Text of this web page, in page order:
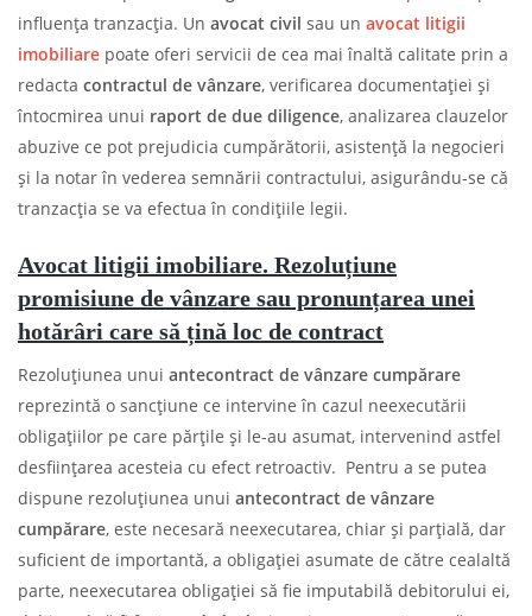
influența tranzacția. Un avocat civil sau un avocat litigii
imobiliare poate oferi servicii de cea mai înaltă calitate prin a
redacta contractul de vânzare, verificarea documentației și
întocmirea unui raport de due diligence, analizarea clauzelor
abuzive ce pot prejudicia cumpărătorii, asistență la negocieri
și la notar în vederea semnării contractului, asigurându-se că
tranzacția se va efectua în condițiile legii.
Avocat litigii imobiliare. Rezoluțiune
promisiune de vânzare sau pronunțarea unei
hotărâri care să țină loc de contract
Rezoluțiunea unui antecontract de vânzare cumpărare
reprezintă o sancțiune ce intervine în cazul neexecutării
obligațiilor pe care părțile și le-au asumat, intervenind astfel
desființarea acesteia cu efect retroactiv. Pentru a se putea
dispune rezoluțiunea unui antecontract de vânzare
cumpărare, este necesară neexecutarea, chiar și parțială, dar
suficient de importantă, a obligației asumate de către cealaltă
parte, neexecutarea obligației să fie imputabilă debitorului ei,